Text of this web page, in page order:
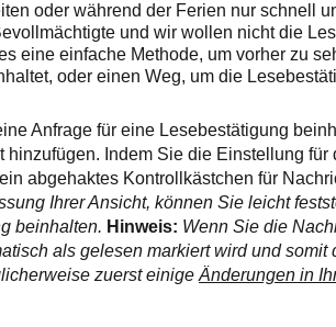
oder während der Ferien nur schnell
und wir wollen nicht die
eine einfache Methode, um vorher zu
oder einen Weg, um die
Anfrage für eine Lesebestätigung
Indem Sie die Einstellung für
abgehaktes Kontrollkästchen für
Ihrer Ansicht, können Sie leicht
beinhalten. Hinweis: Wenn Sie die
als gelesen markiert wird und somit
zuerst einigeÄnderungen in